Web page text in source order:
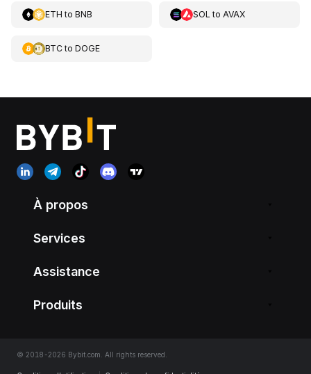
ETH to BNB SOL to AVAX
BTCto DOGE
À propos
Services
Assistance
Produits
© 2018-2026 Bybit.com. All rights reserved.